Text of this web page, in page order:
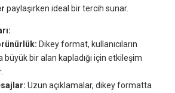
paylaşırken ideal bir tercih sunar.
Dikey format, kullanıcıların
büyük bir alan kapladığı için etkileşim
Uzun açıklamalar, dikey formatta